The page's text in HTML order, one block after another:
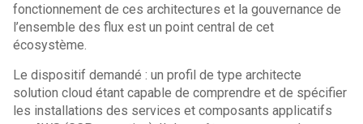
fonctionnement de ces architectures et la gouvernance de
l’ensemble des flux est un point central de cet
écosystème.
Le dispositif demandé : un profil de type architecte
solution cloud étant capable de comprendre et de spécifier
les installations des services et composants applicatifs